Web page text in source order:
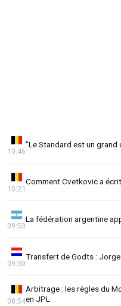
"Le Standard est un grand
10:46
Comment Cvetkovic a
10:21
La fédération argentine
09:53
Transfert de Godts :
09:30
Arbitrage : les règles du
en JPL
08:54